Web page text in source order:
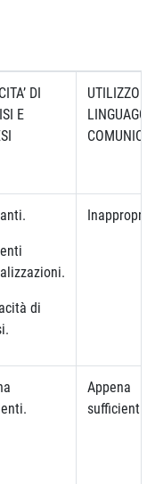
DI
E
UTILIZZO
di
Appena
sufficienti.